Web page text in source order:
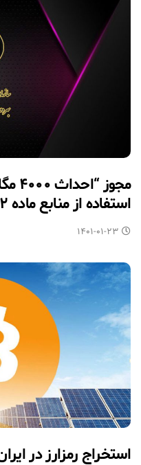
مجوز
استفاده از منابع ماده ۱۲+ دانلود فایل مصوبه
۱۴۰۱-۰۱-۲۳
استخراج رمزارز در